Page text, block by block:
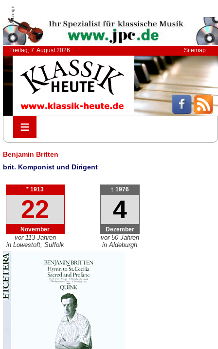
Anzeige
Freitag, 7. August 2026 Sitemap
≡
≡
Benjamin Britten
brit. Komponist und Dirigent
* 1913
22
November
vor 113 Jahren
in Lowestoft, Suffolk
† 1976
4
Dezember
vor 50 Jahren
in Aldeburgh